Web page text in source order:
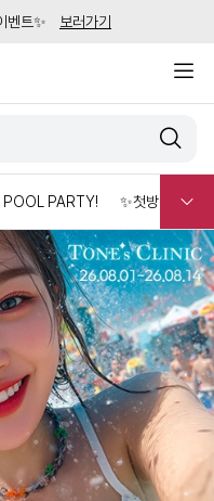
벤트✨ 보러가기
POOL PARTY! ✨첫방문